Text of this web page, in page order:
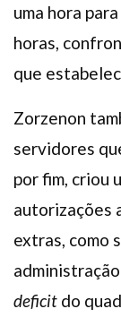
uma hora
horas,
que
Zorzenon
servidores
por fim, criou
autorizações
extras, como
deficit do